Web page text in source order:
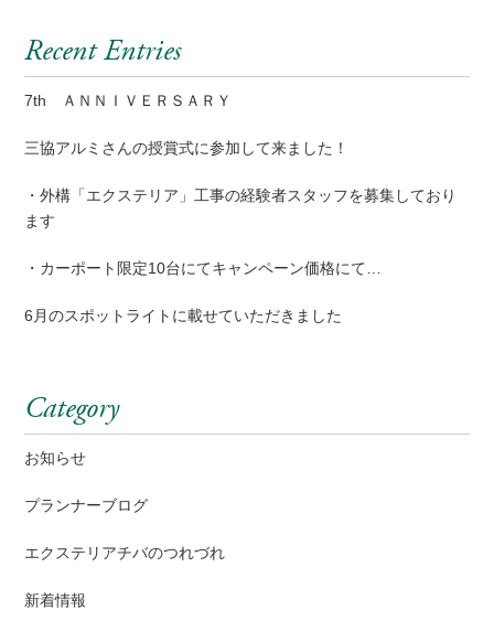
Recent Entries
7th ＡＮＮＩＶＥＲＳＡＲＹ
三協アルミさんの授賞式に参加して来ました！
・外構「エクステリア」工事の経験者スタッフを募集しており
ます
・カーポート限定10台にてキャンペーン価格にて…
6月のスポットライトに載せていただきました
Category
お知らせ
プランナーブログ
エクステリアチバのつれづれ
新着情報